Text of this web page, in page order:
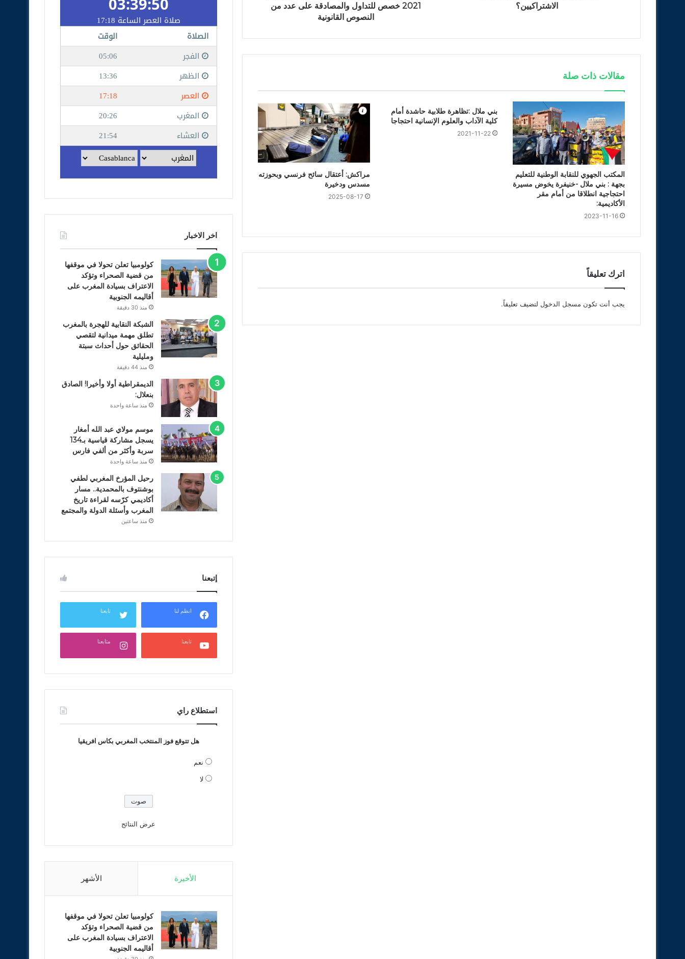
الاشتراكيين؟
2021 خصص للتداول والمصادقة على عدد من
النصوص القانونية
مقالات ذات صلة
المكتب الجهوي للنقابة الوطنية للتعليم
بجهة : بني ملال -خنيفرة يخوض مسيرة
احتجاجية انطلاقا من أمام مقر
الأكاديمية:
2023-11-16
بني ملال :تظاهرة طلابية حاشدة أمام
كلية الآداب والعلوم الإنسانية احتجاجا
2021-11-22
مراكش: أعتقال سائح فرنسي وبحوزته
مسدس ودخيرة
2025-08-17
اترك تعليقاً
يجب أنت تكون مسجل الدخول لتضيف تعليقاً.
اخر الاخبار
كولومبيا تعلن تحولا في موقفها
من قضية الصحراء وتؤكد
الاعتراف بسيادة المغرب على
أقاليمه الجنوبية
منذ 30 دقيقة
الشبكة النقابية للهجرة بالمغرب
تطلق مهمة ميدانية لتقصي
الحقائق حول أحداث سبتة
ومليلية
منذ 44 دقيقة
الديمقراطية أولا وأخيرا! الصادق
بنعلال:
منذ ساعة واحدة
موسم مولاي عبد الله أمغار
يسجل مشاركة قياسية بـ134
سربة وأكثر من ألفي فارس
منذ ساعة واحدة
رحيل المؤرخ المغربي لطفي
بوشنتوف بالمحمدية.. مسار
أكاديمي كرّسه لقراءة تاريخ
المغرب وأسئلة الدولة والمجتمع
منذ ساعتين
إتبعنا
انظم لنا تابعنا
تابعنا متابعنا
استطلاع راي
هل تتوقع فوز المنتخب المغربي بكاس افريقيا
نعم
لا
عرض النتائج
الأخيرة الأشهر
كولومبيا تعلن تحولا في موقفها
من قضية الصحراء وتؤكد
الاعتراف بسيادة المغرب على
أقاليمه الجنوبية